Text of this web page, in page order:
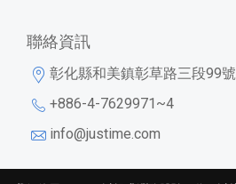
聯絡資訊
彰化縣和美鎮彰草路三段99號
+886-4-7629971~4
info@justime.com